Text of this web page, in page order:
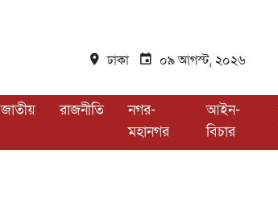
ঢাকা ০৯ আগস্ট, ২০২৬
জাতীয় রাজনীতি
নগর-
মহানগর
আইন-
বিচার